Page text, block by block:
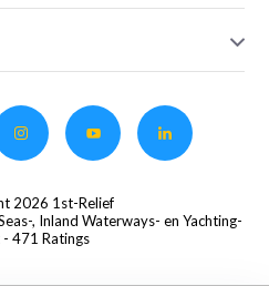
2026 1st-Relief
, Inland Waterways- en Yachting-
- 471 Ratings